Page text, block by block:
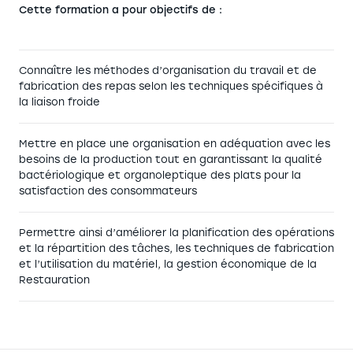
Cette formation a pour objectifs de :
Connaître les méthodes d’organisation du travail et de
fabrication des repas selon les techniques spécifiques à
la liaison froide
Mettre en place une organisation en adéquation avec les
besoins de la production tout en garantissant la qualité
bactériologique et organoleptique des plats pour la
satisfaction des consommateurs
Permettre ainsi d’améliorer la planification des opérations
et la répartition des tâches, les techniques de fabrication
et l’utilisation du matériel, la gestion économique de la
Restauration